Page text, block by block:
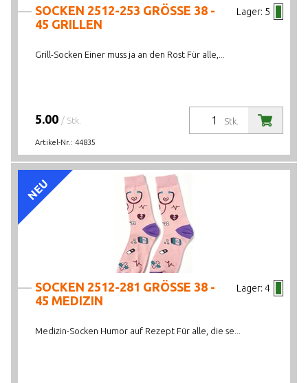
Lager: 5
SOCKEN 2512-253 GRÖSSE 38 -
45 GRILLEN
Grill-Socken Einer muss ja an den Rost Für alle,...
Stk.
5.00 / Stk.
Artikel-Nr.: 44835
NEU
Lager: 4
SOCKEN 2512-281 GRÖSSE 38 -
45 MEDIZIN
Medizin-Socken Humor auf Rezept Für alle, die se...